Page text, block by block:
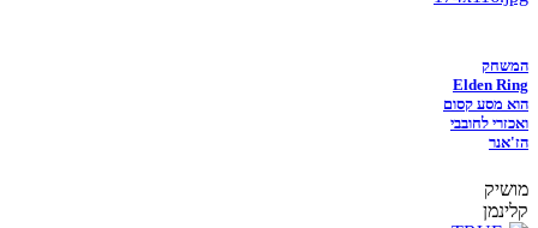
המשחק
Elden Ring
הוא מסע קסום
ואכזרי לחובבי
הז'אנר
מושיק
קלינמן